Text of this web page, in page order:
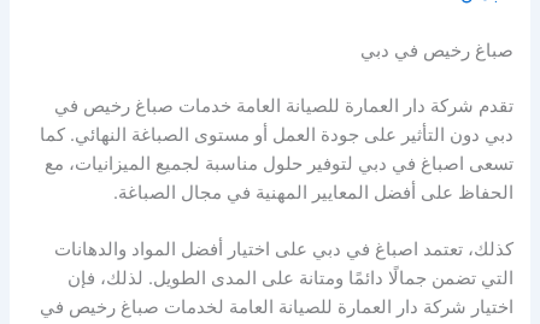
صباغ رخيص في دبي
تقدم شركة دار العمارة للصيانة العامة خدمات صباغ رخيص في
دبي دون التأثير على جودة العمل أو مستوى الصباغة النهائي. كما
تسعى اصباغ في دبي لتوفير حلول مناسبة لجميع الميزانيات، مع
الحفاظ على أفضل المعايير المهنية في مجال الصباغة.
كذلك، تعتمد اصباغ في دبي على اختيار أفضل المواد والدهانات
التي تضمن جمالًا دائمًا ومتانة على المدى الطويل. لذلك، فإن
اختيار شركة دار العمارة للصيانة العامة لخدمات صباغ رخيص في